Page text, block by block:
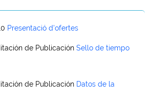
Presentació d'ofertes
de Publicación Sello de tiempo
de Publicación Datos de la